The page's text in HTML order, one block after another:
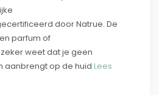
door Natrue. De
parfum of
weet dat je geen
aanbrengt op de huid Lees